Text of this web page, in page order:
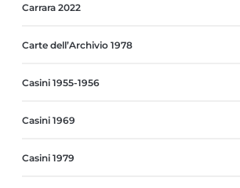
Carrara 2022
Carte dell’Archivio 1978
Casini 1955-1956
Casini 1969
Casini 1979